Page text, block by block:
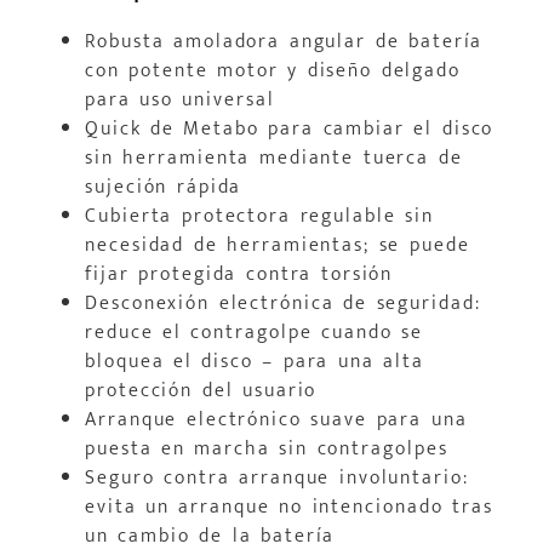
Robusta amoladora angular de batería
con potente motor y diseño delgado
para uso universal
Quick de Metabo para cambiar el disco
sin herramienta mediante tuerca de
sujeción rápida
Cubierta protectora regulable sin
necesidad de herramientas; se puede
fijar protegida contra torsión
Desconexión electrónica de seguridad:
reduce el contragolpe cuando se
bloquea el disco – para una alta
protección del usuario
Arranque electrónico suave para una
puesta en marcha sin contragolpes
Seguro contra arranque involuntario:
evita un arranque no intencionado tras
un cambio de la batería